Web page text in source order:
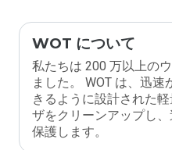
WOT について
私たちは 200 万以上の
ました。 WOT は、迅
きるように設計された
ザをクリーンアップし
保護します。